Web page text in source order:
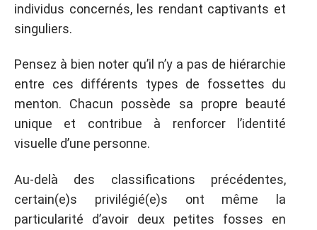
individus concernés, les rendant captivants et
singuliers.
Pensez à bien noter qu’il n’y a pas de hiérarchie
entre ces différents types de fossettes du
menton. Chacun possède sa propre beauté
unique et contribue à renforcer l’identité
visuelle d’une personne.
Au-delà des classifications précédentes,
certain(e)s privilégié(e)s ont même la
particularité d’avoir deux petites fosses en